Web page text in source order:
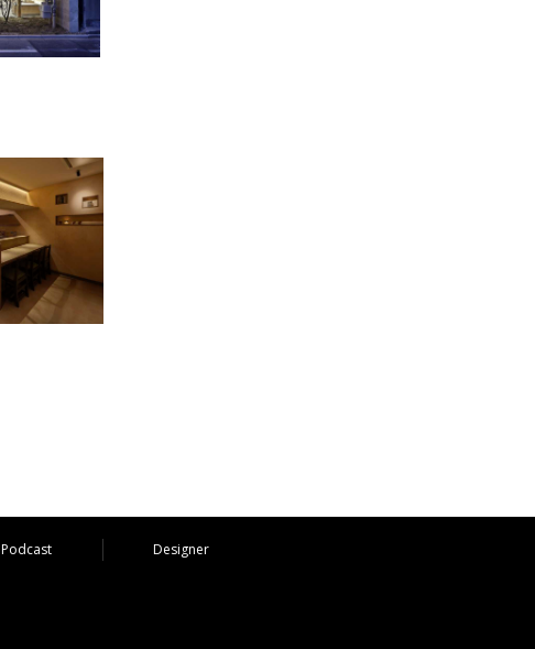
Podcast Designer